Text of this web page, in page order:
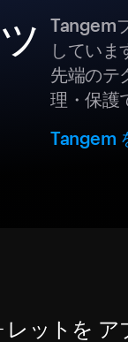
Tangem
していま
先端のテ
理・保護
Tangem
レットを ア